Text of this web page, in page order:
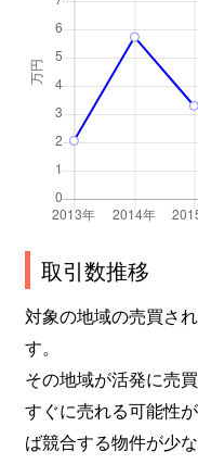
取引数推移
対象の地域の売買さ
す。
その地域が活発に売
すぐに売れる可能性
ば競合する物件が少